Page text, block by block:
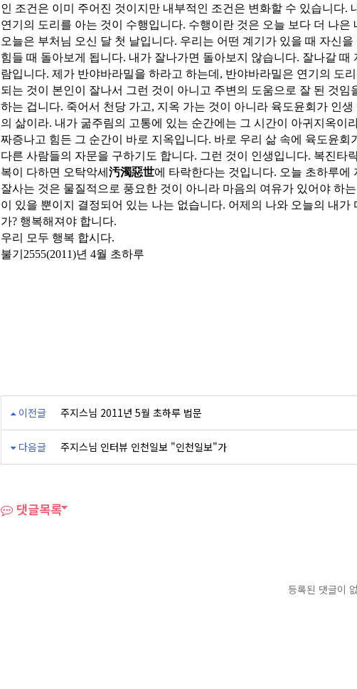
인 조건은 이미 주어진 것이지만 내부적인 조건은 변화할 수 있습니다
연기의 도리를 아는 것이 수행입니다. 수행이란 것은 오늘 보다 더 나은
오늘은 부처님 오신 달 첫 날입니다. 우리는 어떤 계기가 있을 때 자신
힘들 때 돌아보게 됩니다. 내가 잘나가면 돌아보지 않습니다. 잘나갈
람입니다. 제가 반야바라밀을 하라고 하는데, 반야바라밀은 연기의 도
되는 것이 본인이 잘나서 그런 것이 아니고 주변의 도움으로 잘 된 것
하는 겁니다. 죽어서 천당 가고, 지옥 가는 것이 아니라 육도윤회가 인
의 삶이라. 내가 굶주림의 고통에 있는 순간에는 그 시간이 아귀지옥
짜증나고 힘든 그 순간이 바로 지옥입니다. 바로 우리 삶 속에 육도윤
다른 사람들의 자문을 구하기도 합니다. 그런 것이 인생입니다. 복진타
복이 다하면 오탁악세 汚濁惡世에 타락한다는 것입니다. 오늘 초하루
잘사는 것은 물질적으로 풍요한 것이 아니라 마음의 여유가 있어야 하
이 있을 뿐이지 결정되어 있는 나는 없습니다. 어제의 나와 오늘의 내
가? 행복해져야 합니다.
우리 모두 행복 합시다.
불기2555(2011)년 4월 초하루
이전글 주지스님 2011년 5월 초하루 법문
다음글 주지스님 인터뷰 인천일보 "인천일보"가
댓글목록
등록된 댓글이